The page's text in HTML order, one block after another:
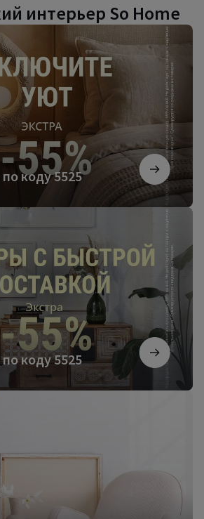
интерьер So Home
коду 5525
коду 5525